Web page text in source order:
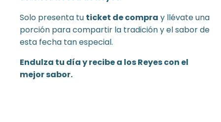
Solo presenta tu ticket de compra y llévate una
porción para compartir la tradición y el sabor de
esta fecha tan especial.
Endulza tu día y recibe a los Reyes con el
mejor sabor.